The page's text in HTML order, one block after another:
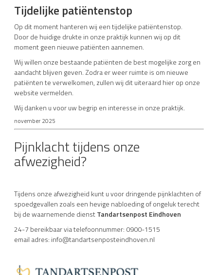
Tijdelijke patiëntenstop
Op dit moment hanteren wij een tijdelijke patiëntenstop.
Door de huidige drukte in onze praktijk kunnen wij op dit
moment geen nieuwe patiënten aannemen.
Wij willen onze bestaande patiënten de best mogelijke zorg en
aandacht blijven geven. Zodra er weer ruimte is om nieuwe
patiënten te verwelkomen, zullen wij dit uiteraard hier op onze
website vermelden.
Wij danken u voor uw begrip en interesse in onze praktijk.
november 2025
Pijnklacht tijdens onze
afwezigheid?
Tijdens onze afwezigheid kunt u voor dringende pijnklachten of
spoedgevallen zoals een hevige nabloeding of ongeluk terecht
bij de waarnemende dienstTandartsenpost Eindhoven
24-7 bereikbaar via telefoonnummer: 0900-1515
email adres: info@tandartsenposteindhoven.nl